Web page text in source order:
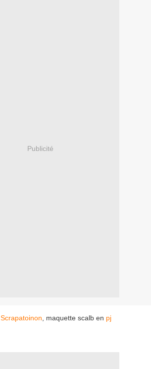
Publicité
Scrapatoinon , maquette scalb en pj